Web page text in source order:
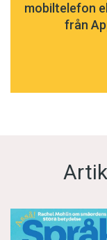
mobiltelefon
från